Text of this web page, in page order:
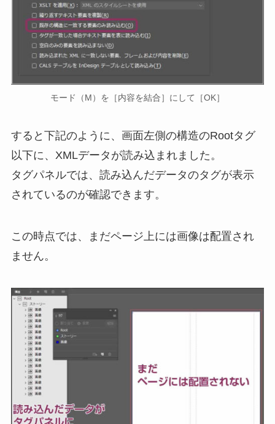
モード（M）を［内容を結合］にして［OK］
すると下記のように、画面左側の構造のRootタグ
以下に、XMLデータが読み込まれました。
タグパネルでは、読み込んだデータのタグが表示
されているのが確認できます。
この時点では、まだページ上には画像は配置され
ません。